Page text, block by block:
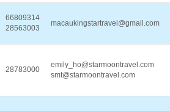
66809314
28563003
macaukingstartravel@gmail.com
28783000
emily_ho@starmoontravel.com
smt@starmoontravel.com